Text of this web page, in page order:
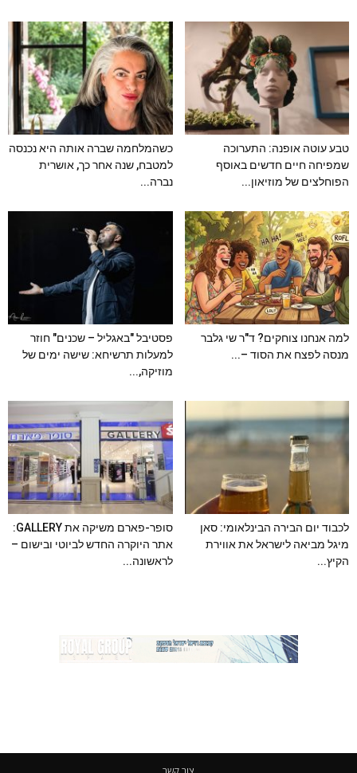
טבע עוטה אופנה: התערוכה
שמפיחה חיים חדשים באוסף
הפוחלצים של מוזיאון...
כשהמלחמה שברה אותה היא נכנסה
למטבח, שנה אחר כך, אושרית
נברה...
למה אנחנו צוחקים? ד"ר שי גלבר
מנסה לפצח את הסוד –...
פסטיבל "באגליל – שכנים" חוזר
למעלות תרשיחא: שישה ימים של
מוזיקה,...
לכבוד יום הבירה הבינלאומי: סאן
מיגל מביאה לישראל את אווירת
הקיץ...
סופר-פארם משיקה את GALLERY:
אתר היוקרה החדש לביוטי ובישום –
לראשונה...